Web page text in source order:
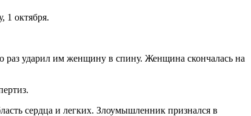
1 октября.
ударил им женщину в спину. Женщина скончалась на
сердца и легких. Злоумышленник признался в